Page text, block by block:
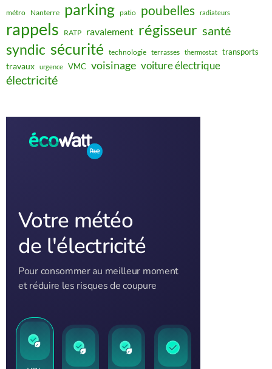
métro Nanterre parking patio poubelles radiateurs
rappels RATP ravalement régisseur santé
syndic sécurité technologie terrasses thermostat transports
travaux urgence VMC voisinage voiture électrique
électricité